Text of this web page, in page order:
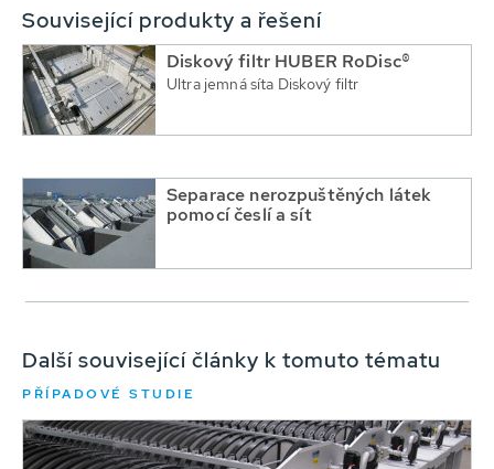
Související produkty a řešení
Diskový filtr HUBER RoDisc®
Ultra jemná síta Diskový filtr
Separace nerozpuštěných látek
pomocí česlí a sít
Další související články k tomuto tématu
PŘÍPADOVÉ STUDIE